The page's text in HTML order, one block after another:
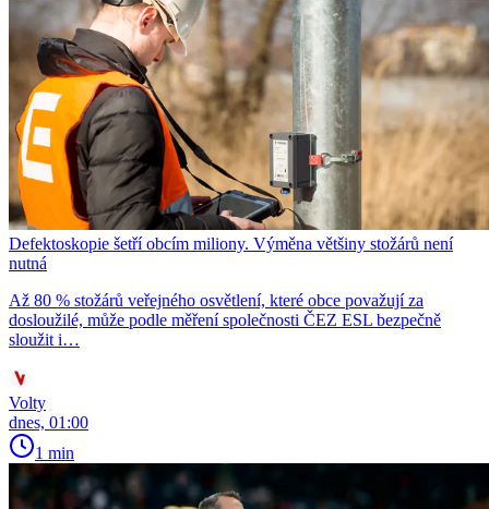
Defektoskopie šetří obcím miliony. Výměna většiny stožárů není
nutná
Až 80 % stožárů veřejného osvětlení, které obce považují za
dosloužilé, může podle měření společnosti ČEZ ESL bezpečně
sloužit i…
Volty
dnes, 01:00
1 min